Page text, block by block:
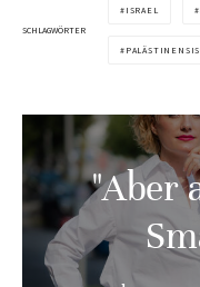
SCHLAGWÖRTER
ISRAEL
"Aber